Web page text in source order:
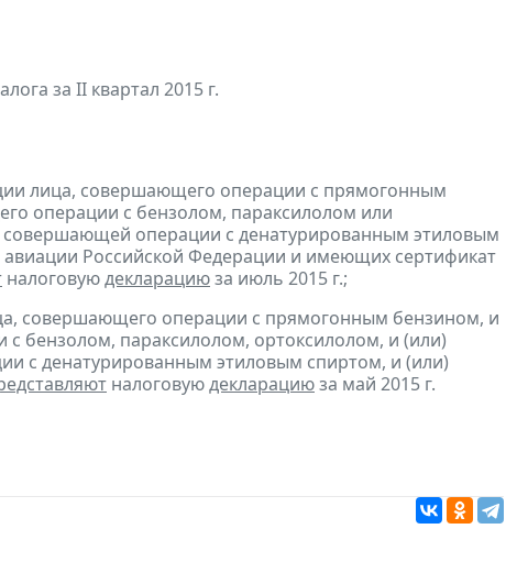
за II квартал 2015 г.
лица, совершающего операции с прямогонным
операции с бензолом, параксилолом или
совершающей операции с денатурированным этиловым
авиации Российской Федерации и имеющих сертификат
налоговуюдекларациюза июль 2015 г.;
совершающего операции с прямогонным бензином, и
бензолом, параксилолом, ортоксилолом, и (или)
с денатурированным этиловым спиртом, и (или)
налоговуюдекларациюза май 2015 г.